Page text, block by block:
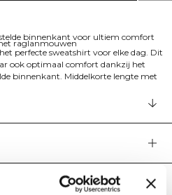
binnenkant voor ultiem comfort
raglanmouwen
perfecte sweatshirt voor elke dag. Dit
ook optimaal comfort dankzij het
binnenkant. Middelkorte lengte met